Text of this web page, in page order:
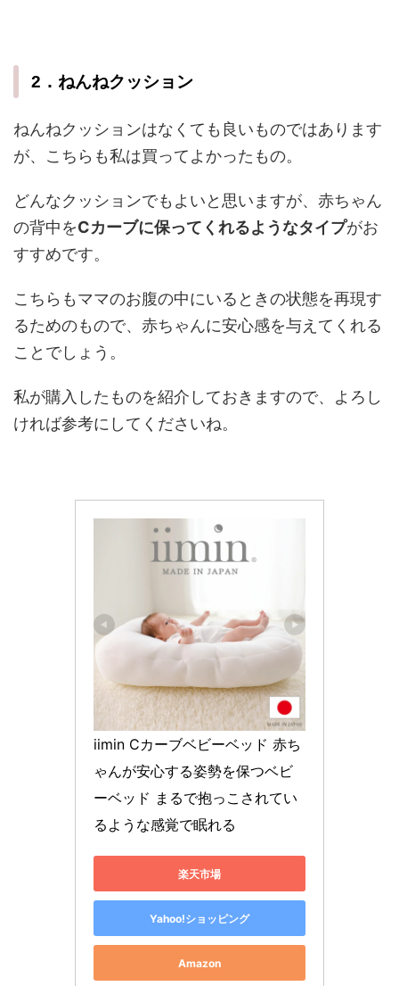
2．ねんねクッション
ねんねクッションはなくても良いものではあります
が、こちらも私は買ってよかったもの。
どんなクッションでもよいと思いますが、赤ちゃん
の背中をCカーブに保ってくれるようなタイプがお
すすめです。
こちらもママのお腹の中にいるときの状態を再現す
るためのもので、赤ちゃんに安心感を与えてくれる
ことでしょう。
私が購入したものを紹介しておきますので、よろし
ければ参考にしてくださいね。
iimin Cカーブベビーベッド 赤ち
ゃんが安心する姿勢を保つベビ
ーベッド まるで抱っこされてい
るような感覚で眠れる
楽天市場
Yahoo!ショッピング
Amazon